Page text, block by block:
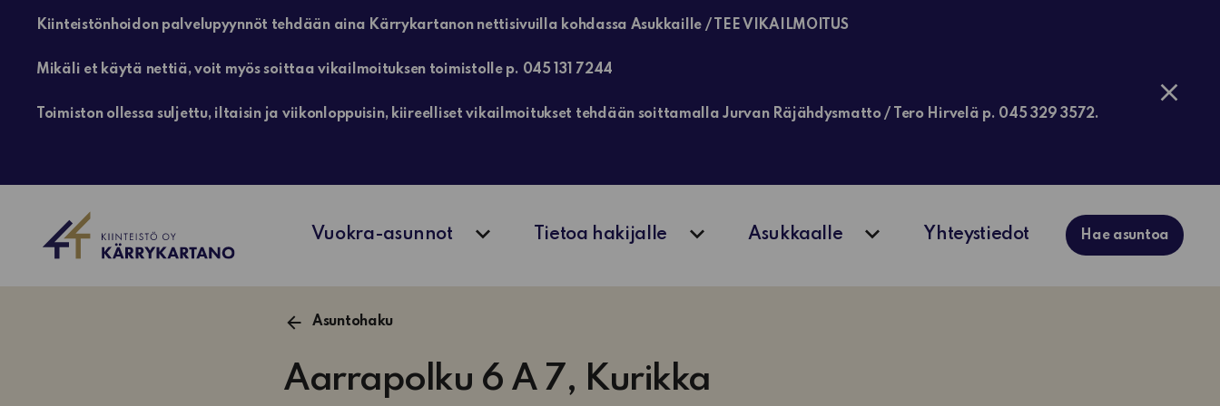
Kiinteistönhoidon palvelupyynnöt tehdään aina Kärrykartanon nettisivuilla kohdassa Asukkaille / TEE VIKAILMOITUS
Mikäli et käytä nettiä, voit myös soittaa vikailmoituksen toimistolle p. 045 131 7244
Toimiston ollessa suljettu, iltaisin ja viikonloppuisin, kiireelliset vikailmoitukset tehdään soittamalla Jurvan Räjähdysmatto / Tero Hirvelä p. 045 329 3572.
Vuokra-asunnot
Tietoa hakijalle
Asukkaalle
Yhteystiedot Hae asuntoa
Asuntohaku
Aarrapolku 6 A 7, Kurikka